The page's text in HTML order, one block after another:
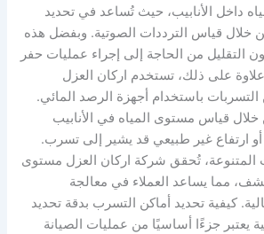
داخل الأنابيب، حيث تُساعد في تحديد
خلال قياس الترددات الصوتية. وبفضل هذه
التقليل من الحاجة إلى إجراء عمليات حفر
على ذلك، تستخدم اركان العزل
باستخدام أجهزة الرصد المائي.
قياس مستوى المياه في الأنابيب
ارتفاع غير طبيعي قد يشير إلى تسرب.
المتنوعة، تُحقق شركة اركان العزل مستوى
مما يساعد العملاء في معالجة
كيفية تحديد أماكن التسرب بدقة تحديد
يعتبر جزءًا أساسيًا من عمليات الصيانة